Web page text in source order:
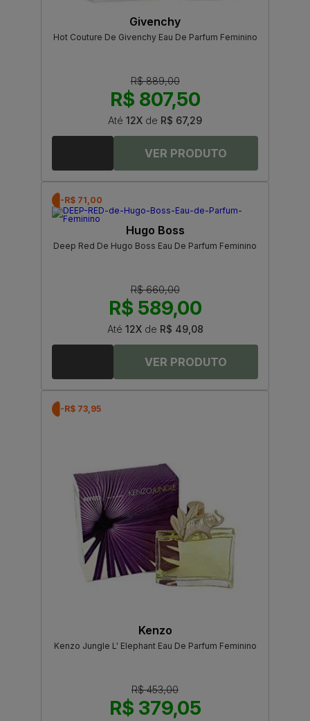
Givenchy
Hot Couture De Givenchy Eau De Parfum Feminino
R$ 889,00
R$ 807,50
Até 12X de R$ 67,29
-R$ 71,00
Hugo Boss
Deep Red De Hugo Boss Eau De Parfum Feminino
R$ 660,00
R$ 589,00
Até 12Xde R$ 49,08
-R$ 73,95
Kenzo
Kenzo Jungle L' Elephant Eau De Parfum Feminino
R$ 453,00
R$ 379,05